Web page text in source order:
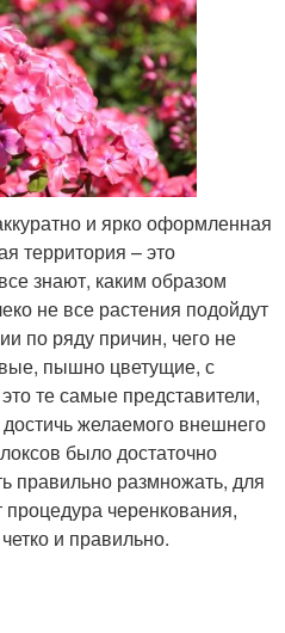
и ярко оформленная
территория – это
знают, каким образом
не все растения подойдут
по ряду причин, чего не
пышно цветущие, с
те самые представители,
желаемого внешнего
было достаточно
правильно размножать, для
процедура черенкования,
и правильно.